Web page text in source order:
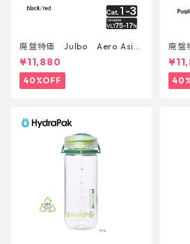
廃盤特価 Julbo Aero Asia
nFit
¥11,880
40%OFF
廃